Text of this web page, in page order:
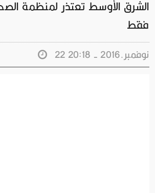
الشرق الأوسط تعتذر لمنظمة
فقط
22 نوفمبر.2016 - 20:18